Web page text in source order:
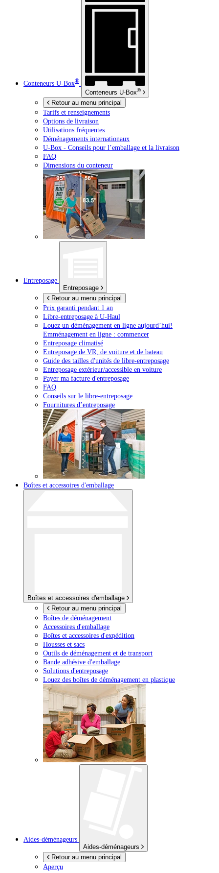
Conteneurs U-Box®
Conteneurs U-Box®
Retour au menu principal
Tarifs et renseignements
Options de livraison
Utilisations fréquentes
Déménagements internationaux
U-Box - Conseils pour l’emballage et la livraison
FAQ
Dimensions du conteneur
Entreposage
Entreposage
Retour au menu principal
Prix garanti pendant 1 an
Libre-entreposage à U-Haul
Louez un déménagement en ligne aujourd’hui!
Emménagement en ligne : commencer
Entreposage climatisé
Entreposage de VR, de voiture et de bateau
Guide des tailles d'unités de libre-entreposage
Entreposage extérieur/accessible en voiture
Payer ma facture d'entreposage
FAQ
Conseils sur le libre-entreposage
Fournitures d’entreposage
Boîtes et accessoires d'emballage
Boîtes et accessoires d'emballage
Retour au menu principal
Boîtes de déménagement
Accessoires d'emballage
Boîtes et accessoires d'expédition
Housses et sacs
Outils de déménagement et de transport
Bande adhésive d'emballage
Solutions d'entreposage
Louez des boîtes de déménagement en plastique
Aides-déménageurs
Aides-déménageurs
Retour au menu principal
Aperçu